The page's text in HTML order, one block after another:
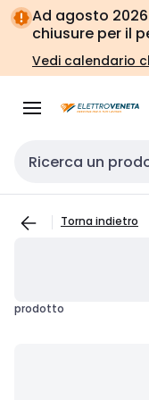
Vai alla
navigazione
Vai
alla
pagina
Ad agosto
chiusure per il
Vedi calendario
Cerca input
Torna indietro
prodotto